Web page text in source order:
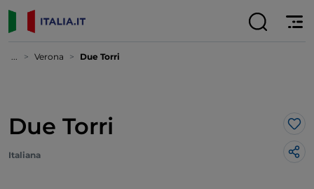
... Verona Due Torri
Due Torri
Italiana